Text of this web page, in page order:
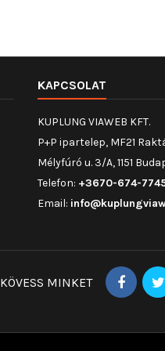
KAPCSOLAT
KUPLUNG VIAWEB KFT.
P+P ipartelep, MF21
Mélyfúró u. 3/A, 1151
Telefon: +3670-674-
Email:
KÖVESS MINKET